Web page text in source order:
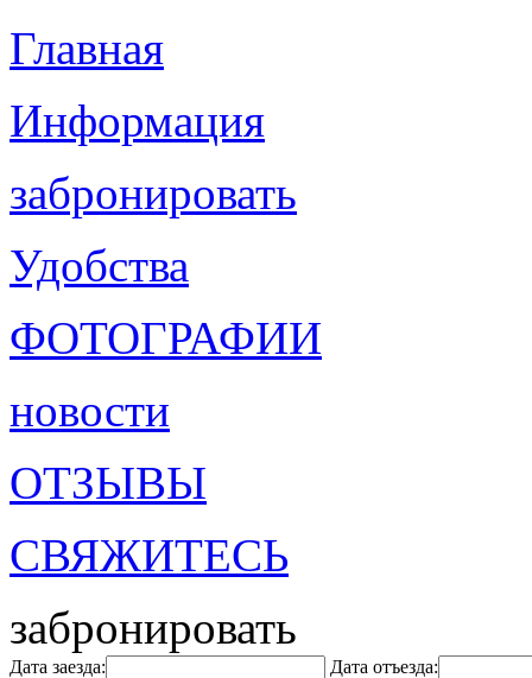
Главная
Информация
забронировать
Удобства
ФОТОГРАФИИ
новости
ОТЗЫВЫ
СВЯЖИТЕСЬ
забронировать
Дата заезда: Дата отъезда: